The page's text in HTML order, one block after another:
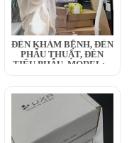
ĐÈN KHÁM BỆNH, ĐÈN
PHẪU THUẬT, ĐÈN
TIỂU PHẪU, MODEL:...